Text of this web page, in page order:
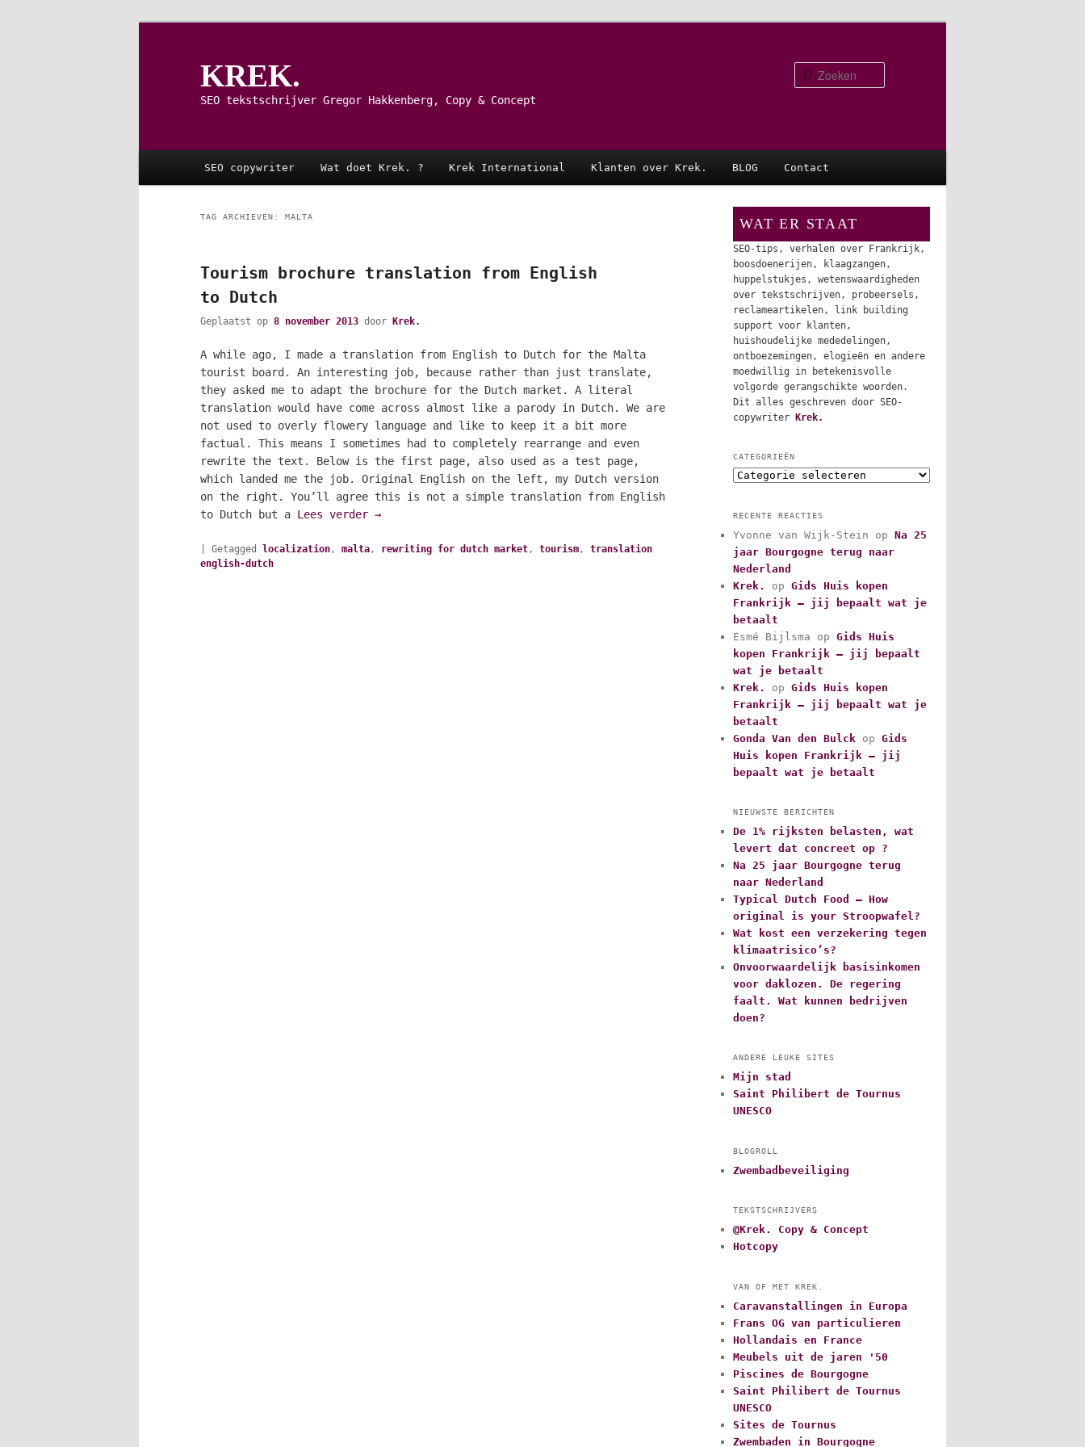
KREK.
SEO tekstschrijver Gregor Hakkenberg, Copy & Concept
SEO copywriter Wat doet Krek. ? Krek International Klanten over Krek. BLOG Contact
TAG ARCHIEVEN: MALTA
Tourism brochure translation from English
to Dutch
Geplaatst op 8 november 2013 door Krek.
A while ago, I made a translation from English to Dutch for the Malta
tourist board. An interesting job, because rather than just translate,
they asked me to adapt the brochure for the Dutch market. A literal
translation would have come across almost like a parody in Dutch. We are
not used to overly flowery language and like to keep it a bit more
factual. This means I sometimes had to completely rearrange and even
rewrite the text. Below is the first page, also used as a test page,
which landed me the job. Original English on the left, my Dutch version
on the right. You’ll agree this is not a simple translation from English
to Dutch but a Lees verder →
Getagged localization , malta , rewriting for dutch market , tourism , translation
english-dutch
WAT ER STAAT
SEO-tips, verhalen over Frankrijk,
boosdoenerijen, klaagzangen,
huppelstukjes, wetenswaardigheden
over tekstschrijven, probeersels,
reclameartikelen, link building
support voor klanten,
huishoudelijke mededelingen,
ontboezemingen, elogieën en andere
moedwillig in betekenisvolle
volgorde gerangschikte woorden.
Dit alles geschreven door SEO-
copywriter Krek.
CATEGORIEËN
C
e
g
o
r
i
e
ë
RECENTE REACTIES
Yvonne van Wijk-Stein op Na 25
jaar Bourgogne terug naar
Nederland
Krek.
op Gids Huis kopen
Frankrijk – jij bepaalt wat je
betaalt
Esmé Bijlsma op Gids Huis
kopen Frankrijk – jij bepaalt
wat je betaalt
Krek.
op Gids Huis kopen
Frankrijk – jij bepaalt wat je
betaalt
Gonda Van den Bulck op Gids
Huis kopen Frankrijk – jij
bepaalt wat je betaalt
NIEUWSTE BERICHTEN
De 1% rijksten belasten, wat
levert dat concreet op ?
Na 25 jaar Bourgogne terug
naar Nederland
Typical Dutch Food – How
original is your Stroopwafel?
Wat kost een verzekering tegen
klimaatrisico’s?
Onvoorwaardelijk basisinkomen
voor daklozen. De regering
faalt. Wat kunnen bedrijven
doen?
ANDERE LEUKE SITES
Mijn stad
Saint Philibert de Tournus
UNESCO
BLOGROLL
Zwembadbeveiliging
TEKSTSCHRIJVERS
@Krek. Copy & Concept
Hotcopy
VAN OF MET KREK.
Caravanstallingen in Europa
Frans OG van particulieren
Hollandais en France
Meubels uit de jaren '50
Piscines de Bourgogne
Saint Philibert de Tournus
UNESCO
Sites de Tournus
Zwembaden in Bourgogne